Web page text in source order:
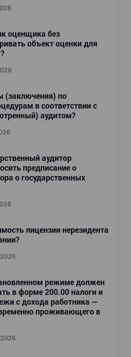
оценщика без
объект оценки для
(заключения) по
в соответствии с
аудитом?
аудитор
предписание о
о государственных
лицензии нерезидента
режиме должен
в форме 200.00 налоги и
с дохода работника —
проживающего в